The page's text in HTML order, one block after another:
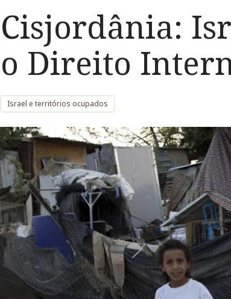
Cisjordânia:
o Direito
Israel e territórios ocupados